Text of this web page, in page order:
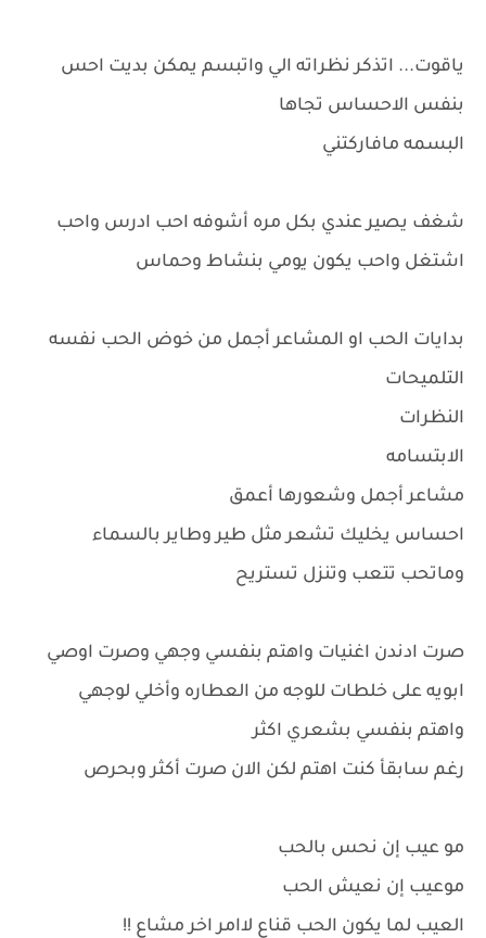
ياقوت... اتذكر نظراته الي واتبسم يمكن بديت احس
بنفس الاحساس تجاها
البسمه مافاركتني
شغف يصير عندي بكل مره أشوفه احب ادرس واحب
اشتغل واحب يكون يومي بنشاط وحماس
بدايات الحب او المشاعر أجمل من خوض الحب نفسه
التلميحات
النظرات
الابتسامه
مشاعر أجمل وشعورها أعمق
احساس يخليك تشعر مثل طير وطاير بالسماء
وماتحب تتعب وتنزل تستريح
صرت ادندن اغنيات واهتم بنفسي وجهي وصرت اوصي
ابويه على خلطات للوجه من العطاره وأخلي لوجهي
واهتم بنفسي بشعري اكثر
رغم سابقأ كنت اهتم لكن الان صرت أكثر وبحرص
مو عيب إن نحس بالحب
موعيب إن نعيش الحب
العيب لما يكون الحب قناع لاامر اخر مشاع !!